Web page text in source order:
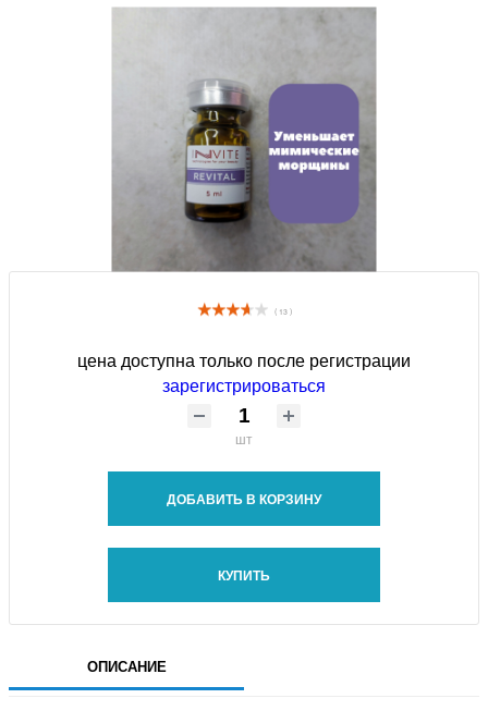
( 13 )
цена доступна только после регистрации
зарегистрироваться
шт
ДОБАВИТЬ В КОРЗИНУ
КУПИТЬ
ОПИСАНИЕ